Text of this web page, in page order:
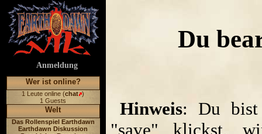
Anmeldung
Wer ist online?
1 Leute online (chat )
1 Guests
Welt
Das Rollenspiel Earthdawn
Earthdawn Diskussion
Du
Hinweis: Du bist
"save" klickst,